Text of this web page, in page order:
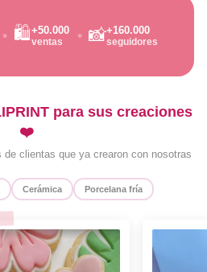
🛍️+50.000
ventas 📸+160.000
seguidores
para sus creaciones
❤️
clientas que ya crearon con nosotras
Cerámica Porcelana fría